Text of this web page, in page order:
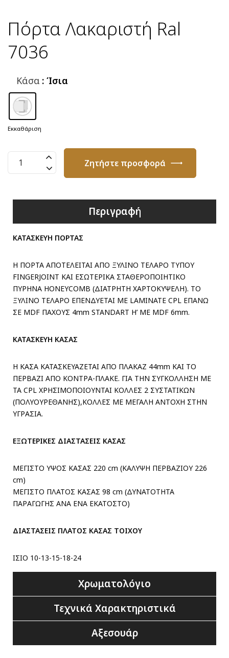
Πόρτα Λακαριστή Ral
7036
Κάσα : Ίσια
Εκκαθάριση
Πόρτα
Λακαριστή
Ζητήστε προσφορά
Περιγραφή
ΚΑΤΑΣΚΕΥΗ ΠΟΡΤΑΣ
Η ΠΟΡΤΑ ΑΠΟΤΕΛΕΙΤΑΙ ΑΠΟ ΞΥΛΙΝΟ ΤΕΛΑΡΟ ΤΥΠΟΥ
FINGERJOINT ΚΑΙ ΕΣΩΤΕΡΙΚΑ ΣΤΑΘΕΡΟΠΟΙΗΤΙΚΟ
ΠΥΡΗΝΑ HONEYCOMB (ΔΙΑΤΡΗΤΗ ΧΑΡΤΟΚΥΨΕΛΗ). ΤΟ
ΞΥΛΙΝΟ ΤΕΛΑΡΟ ΕΠΕΝΔΥΕΤΑΙ ΜΕ LAMINATE CPL ΕΠΑΝΩ
ΣΕ MDF ΠΑΧΟΥΣ 4mm STANDART H’ ME MDF 6mm.
ΚΑΤΑΣΚΕΥΗ ΚΑΣΑΣ
Η ΚΑΣΑ ΚΑΤΑΣΚΕΥΑΖΕΤΑΙ ΑΠΟ ΠΛΑΚΑΖ 44mm ΚΑΙ ΤΟ
ΠΕΡΒΑΖΙ ΑΠΟ ΚΟΝΤΡΑ-ΠΛΑΚΕ. ΓΙΑ ΤΗΝ ΣΥΓΚΟΛΛΗΣΗ ΜΕ
ΤΑ CPL ΧΡΗΣΙΜΟΠΟΙΟΥΝΤΑΙ ΚΟΛΛΕΣ 2 ΣΥΣΤΑΤΙΚΩΝ
(ΠΟΛΥΟΥΡΕΘΑΝΗΣ),ΚΟΛΛΕΣ ΜΕ ΜΕΓΑΛΗ ΑΝΤΟΧΗ ΣΤΗΝ
ΥΓΡΑΣΙΑ.
ΕΞΩΤΕΡΙΚΕΣ ΔΙΑΣΤΑΣΕΙΣ ΚΑΣΑΣ
ΜΕΓΙΣΤΟ ΥΨΟΣ ΚΑΣΑΣ 220 cm (ΚΑΛΥΨΗ ΠΕΡΒΑΖΙΟΥ 226
cm)
ΜΕΓΙΣΤΟ ΠΛΑΤΟΣ ΚΑΣΑΣ 98 cm (ΔΥΝΑΤΟΤΗΤΑ
ΠΑΡΑΓΩΓΗΣ ΑΝΑ ΕΝΑ ΕΚΑΤΟΣΤΟ)
ΔΙΑΣΤΑΣΕΙΣ ΠΛΑΤΟΣ ΚΑΣΑΣ ΤΟΙΧΟΥ
ΙΣΙΟ 10-13-15-18-24
Χρωματολόγιο
Τεχνικά Χαρακτηριστικά
Αξεσουάρ